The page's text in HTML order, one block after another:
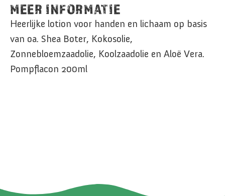
MEER INFORMATIE
Heerlijke lotion voor handen en lichaam op basis
van oa. Shea Boter, Kokosolie,
Zonnebloemzaadolie, Koolzaadolie en Aloë Vera.
Pompflacon 200ml